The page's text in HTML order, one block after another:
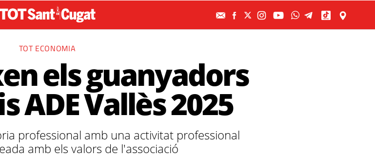
TOT ECONOMIA
els guanyadors
ADE Vallès 2025
professional amb una activitat professional
amb els valors de l'associació